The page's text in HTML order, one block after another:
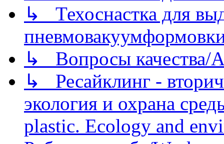
↳ Техоснастка для
↳ Вопросы качества/
↳ Ресайклинг -
экология и охрана
plastic. Ecology and